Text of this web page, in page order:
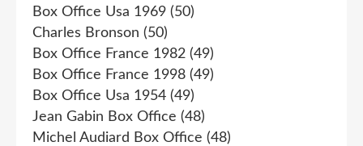
Box Office Usa 1969 (50)
Charles Bronson (50)
Box Office France 1982 (49)
Box Office France 1998 (49)
Box Office Usa 1954 (49)
Jean Gabin Box Office (48)
Michel Audiard Box Office (48)